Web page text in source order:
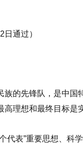
日通过）
的先锋队，是中
理想和最终目标是
表”重要思想、科